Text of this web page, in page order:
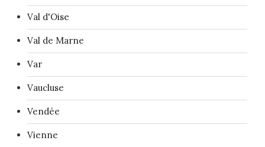
Val d'Oise
Val de Marne
Var
Vaucluse
Vendée
Vienne